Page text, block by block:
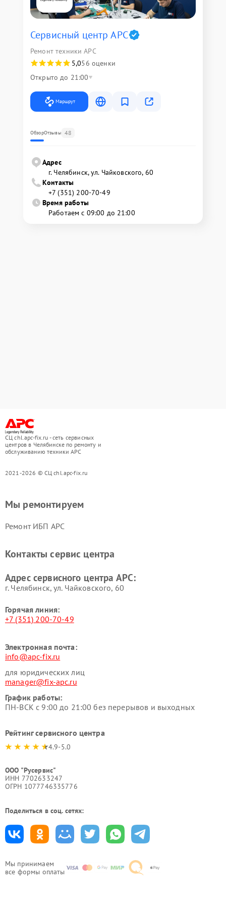
Сервисный центр APC
Ремонт техники APC
5,056 оценки
Открыто до 21:00
Маршрут
ОбзорОтзывы 48
Адрес
г. Челябинск, ул. Чайковского, 60
Контакты
+7 (351) 200-70-49
Время работы
Работаем с 09:00 до 21:00
СЦ chl.apc-fix.ru - сеть сервисных
центров в Челябинске по ремонту и
обслуживанию техники APC
2021-2026 © СЦ chl.apc-fix.ru
Мы принимаем
все формы оплаты
Мы ремонтируем
Ремонт ИБП APC
Контакты сервис центра
Адрес сервисного центра APC:
г. Челябинск, ул. Чайковского, 60
Горячая линия:
+7 (351) 200-70-49
Электронная почта:
info@apc-fix.ru
для юридических лиц
manager@fix-apc.ru
График работы:
ПН-ВСК с 9:00 до 21:00 без перерывов и выходных
Рейтинг сервисного центра
4.9-5.0
ООО "Русервис"
ИНН 7702633247
ОГРН 1077746335776
Поделиться в соц. сетях: